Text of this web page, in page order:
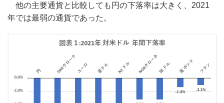
他の主要通貨と比較しても円の下落率は大きく、2021
年では最弱の通貨であった。